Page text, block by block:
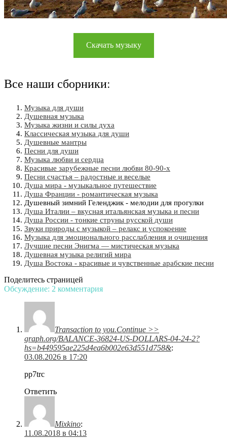
Скачать музыку
Все наши сборники:
Музыка для души
Душевная музыка
Музыка жизни и силы духа
Классическая музыка для души
Душевные мантры
Песни для души
Музыка любви и сердца
Красивые зарубежные песни любви 80-90-х
Песни счастья – радостные и веселые
Душа мира - музыкальное путешествие
Душа Франции - романтическая музыка
Душевный зимний Геленджик - мелодии для прогулки
Душа Италии – вкусная итальянская музыка и песни
Душа России - тонкие струны русской души
Звуки природы с музыкой – релакс и успокоение
Музыка для эмоционального расслабления и очищения
Лучшие песни Энигма — мистическая музыка
Душевная музыка религий мира
Душа Востока - красивые и чувственные арабские песни
Поделитесь страницей
Обсуждение: 2 комментария
Transaction to you.Continue >>
graph.org/BALANCE-36824-US-DOLLARS-04-24-2?
hs=b449595ae225d4ea6b002e63d551d758&:
03.08.2026 в 17:20
pp7trc
Ответить
Mixkino:
11.08.2018 в 04:13